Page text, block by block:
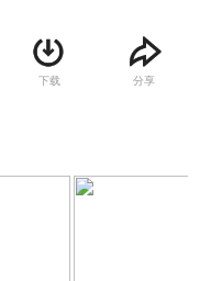
下载 分享